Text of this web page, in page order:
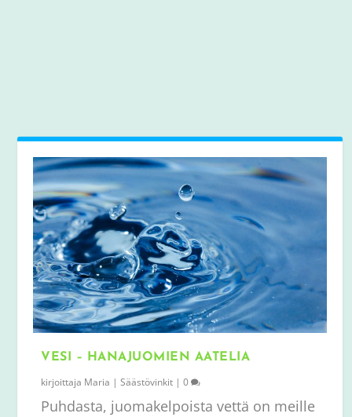
VESI – HANAJUOMIEN AATELIA
kirjoittaja Maria |Säästövinkit |0
Puhdasta, juomakelpoista vettä on meille